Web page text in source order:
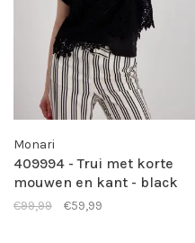
Monari
409994 - Trui met korte
mouwen en kant - black
€99,99 €59,99